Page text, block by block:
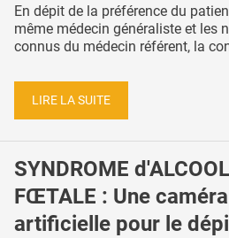
En dépit de la préférence du
même médecin généraliste et les
connus du médecin référent, la
LIRE LA SUITE
SYNDROME
FŒTALE : Une
artificielle pour le